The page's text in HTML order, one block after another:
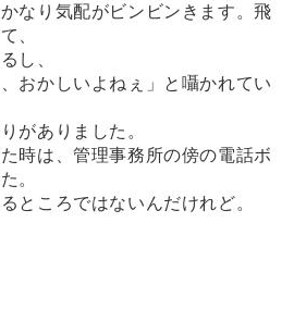
なり気配がビンビンきます。飛
、
し、
おかしいよねぇ」と囁かれてい
がありました。
時は、管理事務所の傍の電話ボ
。
ところではないんだけれど。